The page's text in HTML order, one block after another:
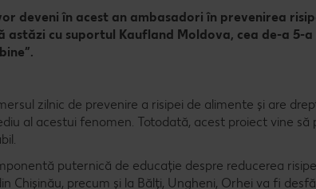
deveni în acest an ambasadori în prevenirea
astăzi cu suportul Kaufland Moldova, cea de-a 5-
zilnic de prevenire a risipei de alimente și are
al acestui fenomen. Totodată, acest proiect vine
puternică de educație despre reducerea
Chișinău, precum și la Bălți, Ungheni, Orhei va fi